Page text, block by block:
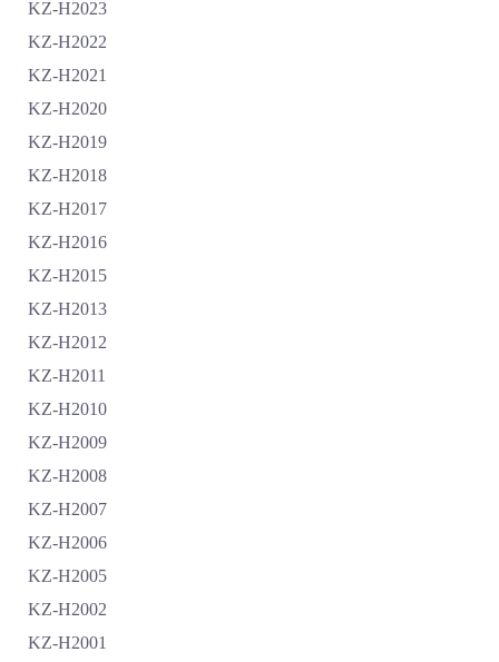
KZ-H2023
KZ-H2022
KZ-H2021
KZ-H2020
KZ-H2019
KZ-H2018
KZ-H2017
KZ-H2016
KZ-H2015
KZ-H2013
KZ-H2012
KZ-H2011
KZ-H2010
KZ-H2009
KZ-H2008
KZ-H2007
KZ-H2006
KZ-H2005
KZ-H2002
KZ-H2001